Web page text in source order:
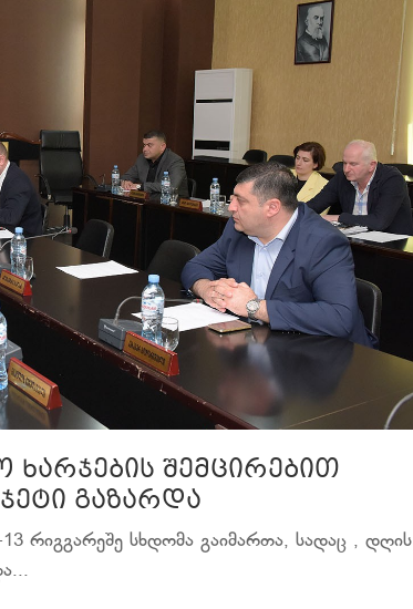
ხარჯების შემცირებით
გაზარდა
რიგგარეშე სხდომა გაიმართა, სადაც , დღის